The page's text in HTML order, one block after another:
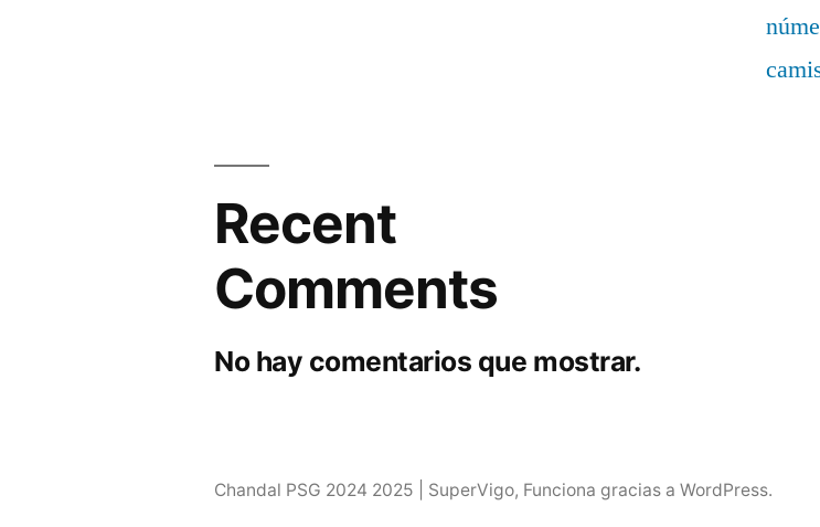
Recent
Comments
No hay comentarios que mostrar.
Chandal PSG 2024 2025 | SuperVigo, Funciona gracias a WordPress.